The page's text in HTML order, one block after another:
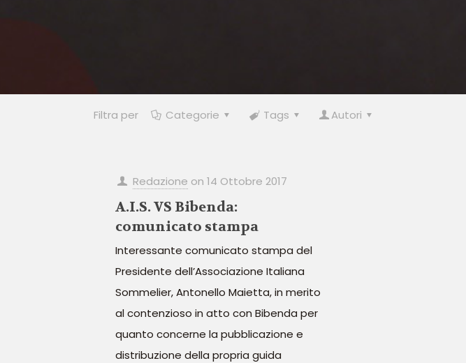
Filtra per Categorie Tags Autori
Redazione on 14 Ottobre 2017
A.I.S. VS Bibenda:
comunicato stampa
Interessante comunicato stampa del
Presidente dell’Associazione Italiana
Sommelier, Antonello Maietta, in merito
al contenzioso in atto con Bibenda per
quanto concerne la pubblicazione e
distribuzione della propria guida